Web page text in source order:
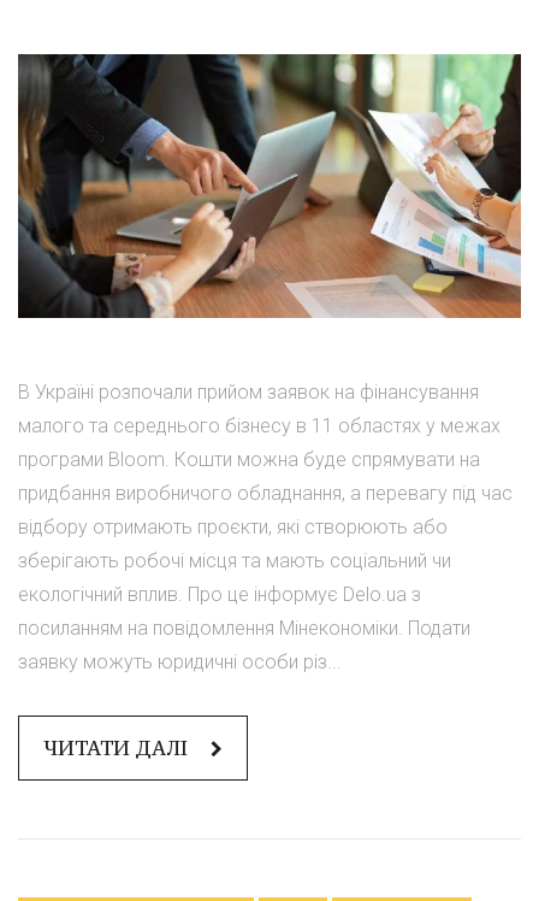
В Україні розпочали прийом заявок на фінансування
малого та середнього бізнесу в 11 областях у межах
програми Bloom. Кошти можна буде спрямувати на
придбання виробничого обладнання, а перевагу під час
відбору отримають проєкти, які створюють або
зберігають робочі місця та мають соціальний чи
екологічний вплив. Про це інформує Delo.ua з
посиланням на повідомлення Мінекономіки. Подати
заявку можуть юридичні особи різ...
ЧИТАТИ ДАЛІ